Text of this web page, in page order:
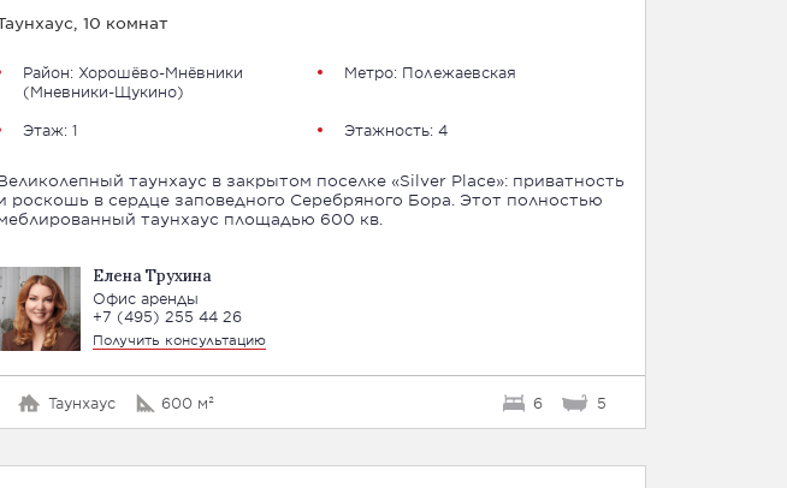
10 комнат
Район: Хорошёво-Мнёвники
(Мневники-Щукино)
Метро: Полежаевская
Этаж: 1 Этажность: 4
таунхаус в закрытом поселке «Silver Place»: приватность
роскошь в сердце заповедного Серебряного Бора. Этот полностью
таунхаус площадью 600 кв.
Елена Трухина
Офис аренды
+7 (495) 255 44 26
Получить консультацию
Таунхаус 600 м² 6 5